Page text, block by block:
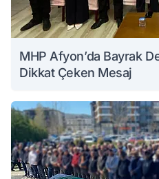
MHP Afyon’da Bayrak
Dikkat Çeken Mesaj